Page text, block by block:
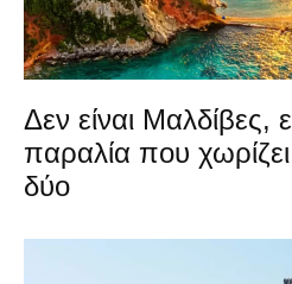
Δεν είναι Μαλδίβες,
παραλία που
δύο